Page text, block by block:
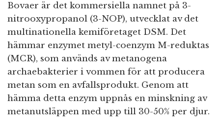
Bovaer är det kommersiella namnet på 3-
nitrooxypropanol (3-NOP), utvecklat av det
multinationella kemiföretaget DSM. Det
hämmar enzymet metyl-coenzym M-reduktas
(MCR), som används av metanogena
archaebakterier i vommen för att producera
metan som en avfallsprodukt. Genom att
hämma detta enzym uppnås en minskning av
metanutsläppen med upp till 30-50% per djur.